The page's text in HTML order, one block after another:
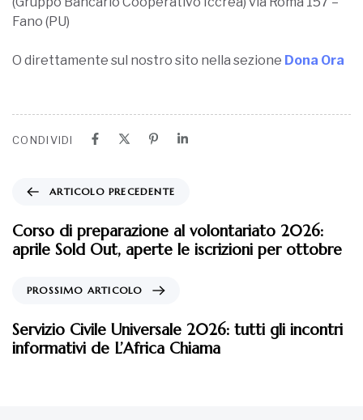
Fano (PU)
O direttamente sul nostro sito nella sezione Dona Ora
CONDIVIDI
ARTICOLO PRECEDENTE
Corso di preparazione al volontariato 2026:
aprile Sold Out, aperte le iscrizioni per ottobre
PROSSIMO ARTICOLO
Servizio Civile Universale 2026: tutti gli incontri
informativi de L’Africa Chiama